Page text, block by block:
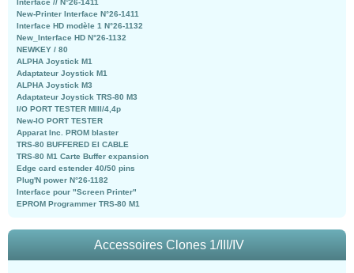
Interface // N°26-1411
New-Printer Interface N°26-1411
Interface HD modèle 1 N°26-1132
New_Interface HD N°26-1132
NEWKEY / 80
ALPHA Joystick M1
Adaptateur Joystick M1
ALPHA Joystick M3
Adaptateur Joystick TRS-80 M3
I/O PORT TESTER MIII/4,4p
New-IO PORT TESTER
Apparat Inc. PROM blaster
TRS-80 BUFFERED EI CABLE
TRS-80 M1 Carte Buffer expansion
Edge card estender 40/50 pins
Plug'N power N°26-1182
Interface pour "Screen Printer"
EPROM Programmer TRS-80 M1
Accessoires Clones 1/III/IV